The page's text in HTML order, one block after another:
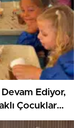
Ediyor,
Çocuklar